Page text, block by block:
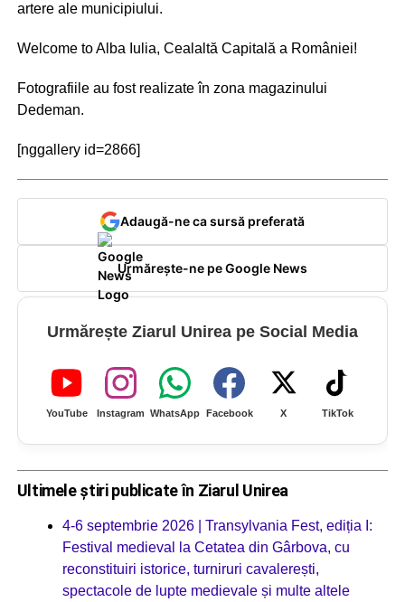
artere ale municipiului.
Welcome to Alba Iulia, Cealaltă Capitală a României!
Fotografiile au fost realizate în zona magazinului
Dedeman.
[nggallery id=2866]
Adaugă-ne ca sursă preferată
Urmărește-ne pe Google News
Urmărește Ziarul Unirea pe Social Media
YouTube Instagram WhatsApp Facebook X TikTok
Ultimele știri publicate în Ziarul Unirea
4-6 septembrie 2026 | Transylvania Fest, ediția I:
Festival medieval la Cetatea din Gârbova, cu
reconstituiri istorice, turniruri cavalerești,
spectacole de lupte medievale și multe altele